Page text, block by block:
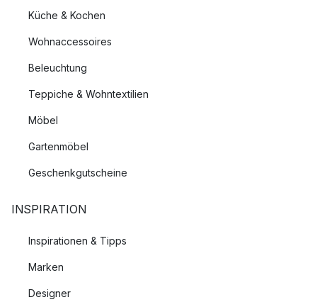
Küche & Kochen
Wohnaccessoires
Beleuchtung
Teppiche & Wohntextilien
Möbel
Gartenmöbel
Geschenkgutscheine
INSPIRATION
Inspirationen & Tipps
Marken
Designer